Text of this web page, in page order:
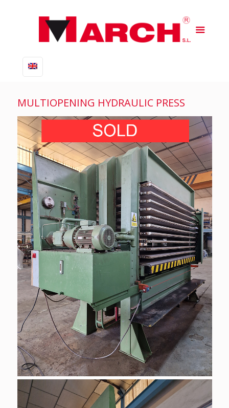
MULTIOPENING HYDRAULIC PRESS